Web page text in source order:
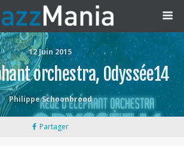
12 Juin 2015
orchestra, Odyssée14
Philippe Schoonbrood
Partager